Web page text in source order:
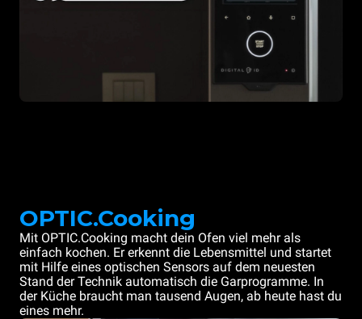
OPTIC.Cooking
Mit OPTIC.Cooking macht dein Ofen viel mehr als
einfach kochen. Er erkennt die Lebensmittel und startet
mit Hilfe eines optischen Sensors auf dem neuesten
Stand der Technik automatisch die Garprogramme. In
der Küche braucht man tausend Augen, ab heute hast du
eines mehr.